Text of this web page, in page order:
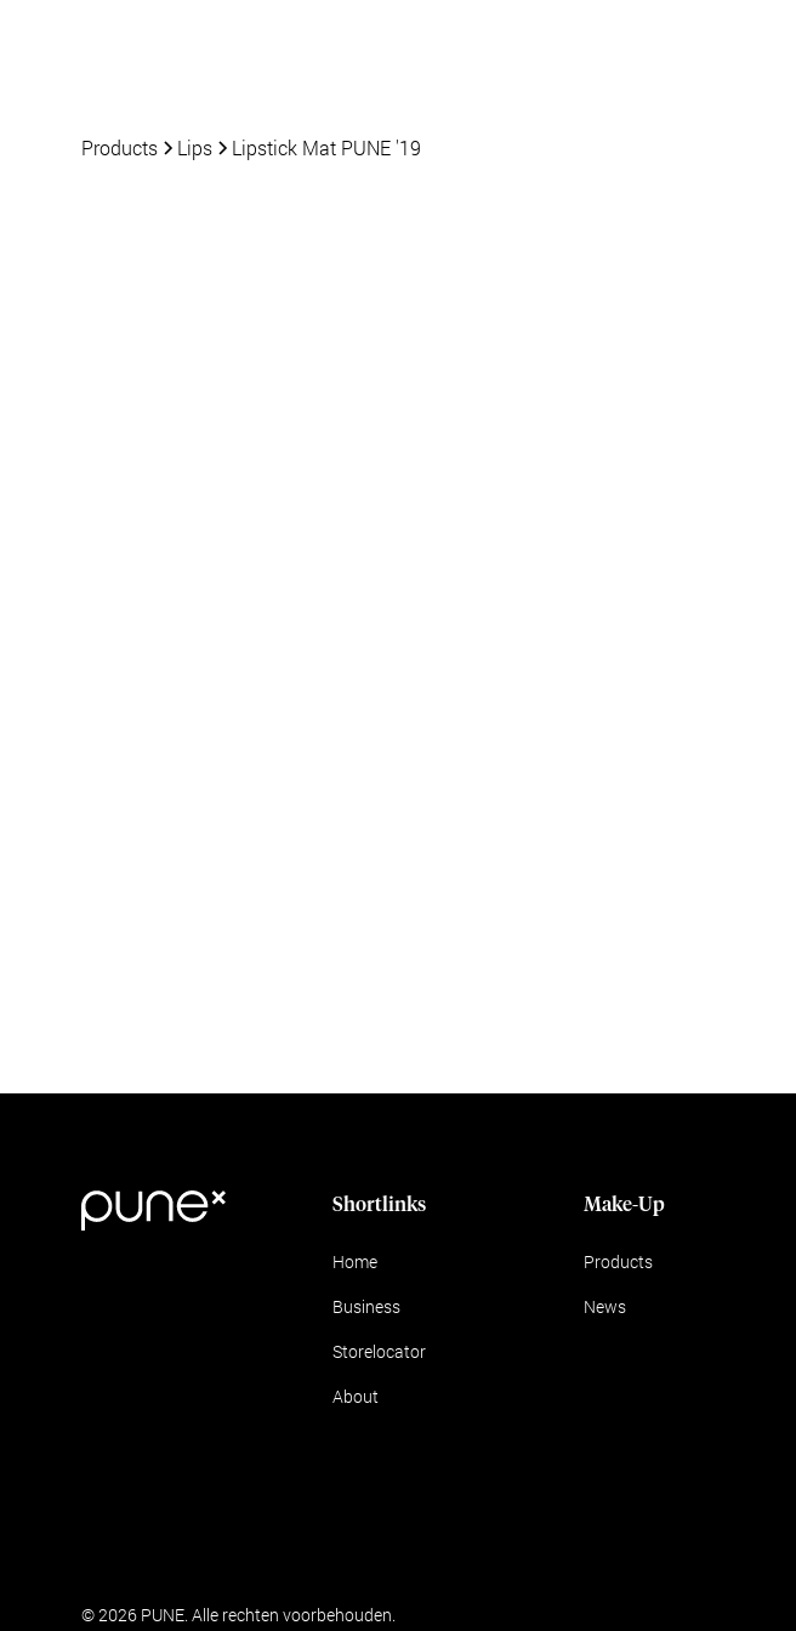
Products Lips Lipstick Mat PUNE '19
Shortlinks
Home
Business
Storelocator
About
Make-Up
Products
News
© 2026 PUNE. Alle rechten voorbehouden.